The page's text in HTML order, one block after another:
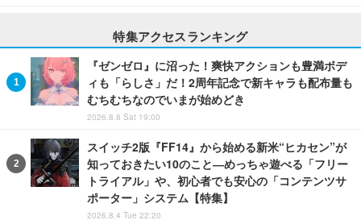
特集アクセスランキング
『ゼンゼロ』に沼った！爽快アクションも豊満ボデ
ィも「らしさ」だ！2周年記念で新キャラも配布量も
むちむちなのでいまが始めどき
2026.8.8 Sat 19:00
スイッチ2版『FF14』から始める新米“ヒカセン”が
知っておきたい10のこと―めっちゃ遊べる「フリー
トライアル」や、初心者でも安心の「コンテンツサ
ポーター」システム【特集】
2026.8.4 Tue 22:20